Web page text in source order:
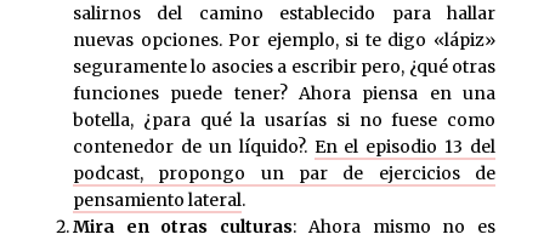
salirnos del camino establecido para hallar
nuevas opciones. Por ejemplo, si te digo «lápiz»
seguramente lo asocies a escribir pero, ¿qué otras
funciones puede tener? Ahora piensa en una
botella, ¿para qué la usarías si no fuese como
contenedor de un líquido?. En el episodio 13 del
podcast, propongo un par de ejercicios de
pensamiento lateral.
Mira en otras culturas: Ahora mismo no es